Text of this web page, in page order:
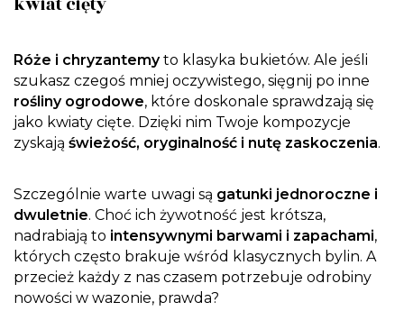
Róże i chryzantemyto klasyka bukietów. Ale jeśli
szukasz czegoś mniej oczywistego, sięgnij po inne
rośliny ogrodowe, które doskonale sprawdzają się
jako kwiaty cięte. Dzięki nim Twoje kompozycje
zyskają świeżość, oryginalność i nutę zaskoczenia.
Szczególnie warte uwagi są gatunki jednoroczne i
dwuletnie. Choć ich żywotność jest krótsza,
nadrabiają to intensywnymi barwami i zapachami,
których często brakuje wśród klasycznych bylin. A
przecież każdy z nas czasem potrzebuje odrobiny
nowości w wazonie, prawda?